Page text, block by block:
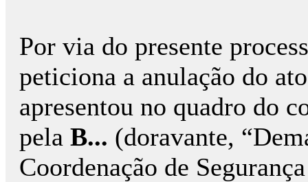
Por via do presente
peticiona a anulação do
apresentou no quadro do
pela B... (doravante,
Coordenação de